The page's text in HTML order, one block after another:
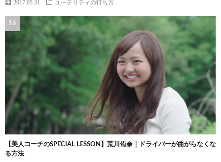
2017.05.31 ユーテリティの打ち方
【美人コーチのSPECIAL LESSON】荒川侑奈｜ドライバーが曲がらなくな
る方法